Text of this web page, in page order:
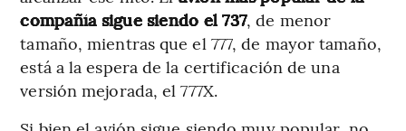
compañía sigue siendo el 737, de menor
tamaño, mientras que el 777, de mayor tamaño,
está a la espera de la certificación de una
versión mejorada, el 777X.